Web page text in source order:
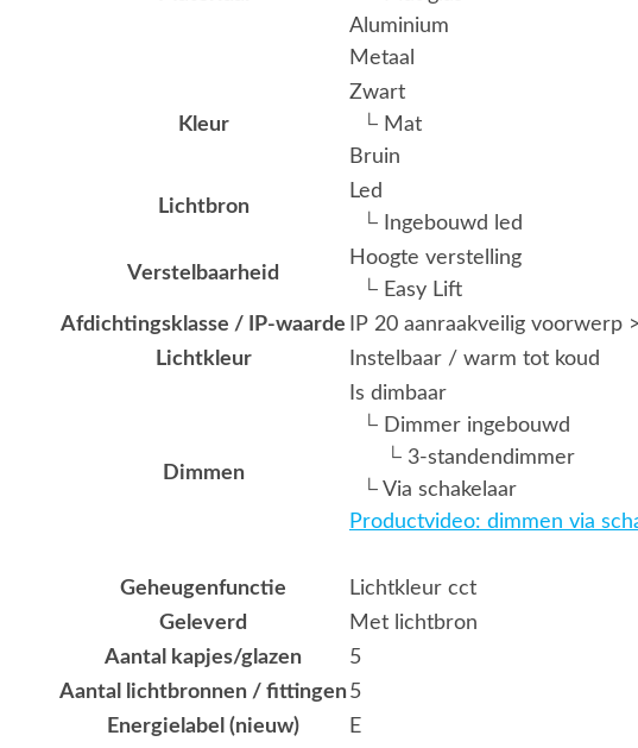
Aluminium
Metaal
Kleur
Zwart
└ Mat
Bruin
Lichtbron
Led
└ Ingebouwd led
Verstelbaarheid
Hoogte verstelling
└ Easy Lift
Afdichtingsklasse / IP-waarde
IP 20 aanraakveilig voorwerp
Lichtkleur
Instelbaar / warm tot koud
Dimmen
Is dimbaar
└ Dimmer ingebouwd
└ 3-standendimmer
└ Via schakelaar
Productvideo: dimmen via
Geheugenfunctie
Lichtkleur cct
Geleverd
Met lichtbron
Aantal kapjes/glazen
5
Aantal lichtbronnen / fittingen5
Energielabel (nieuw)
E